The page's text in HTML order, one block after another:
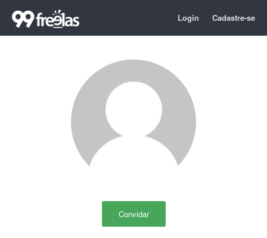
Login Cadastre-se
Convidar